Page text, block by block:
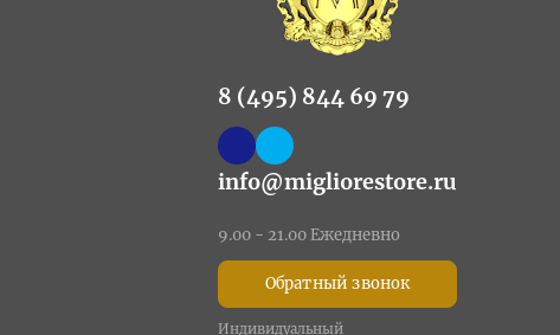
8 (495) 844 69 79
info@migliorestore.ru
9.00 - 21.00 Ежедневно
Обратный звонок
Индивидуальный